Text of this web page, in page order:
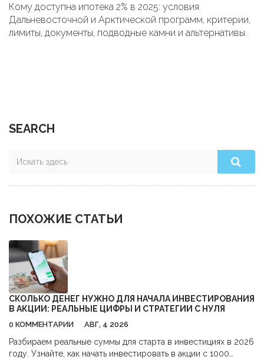
Кому доступна ипотека 2% в 2025: условия
Дальневосточной и Арктической программ, критерии,
лимиты, документы, подводные камни и альтернативы.
SEARCH
ПОХОЖИЕ СТАТЬИ
СКОЛЬКО ДЕНЕГ НУЖНО ДЛЯ НАЧАЛА ИНВЕСТИРОВАНИЯ
В АКЦИИ: РЕАЛЬНЫЕ ЦИФРЫ И СТРАТЕГИИ С НУЛЯ
0 КОММЕНТАРИИ АВГ, 4 2026
Разбираем реальные суммы для старта в инвестициях в 2026
году. Узнайте, как начать инвестировать в акции с 1000